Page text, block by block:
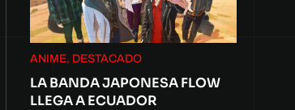
ANIME, DESTACADO
LA BANDA JAPONESA FLOW
LLEGA A ECUADOR